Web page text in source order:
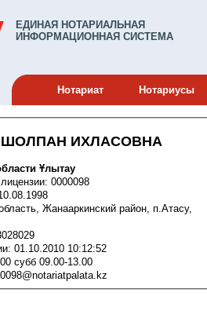
ЕДИНАЯ НОТАРИАЛЬНАЯ
ИНФОРМАЦИОННАЯ СИСТЕМА
Нотариат Нотариусы
ИХЛАСОВНА
Ұлытау
Номер государственной лицензии: 0000098
выдачи лицензии: 10.08.1998
87103028029
Дата учетной регистрации: 01.10.2010 10:12:52
09.00-18.00 субб 09.00-13.00
адрес: 0000098@notariatpalata.kz